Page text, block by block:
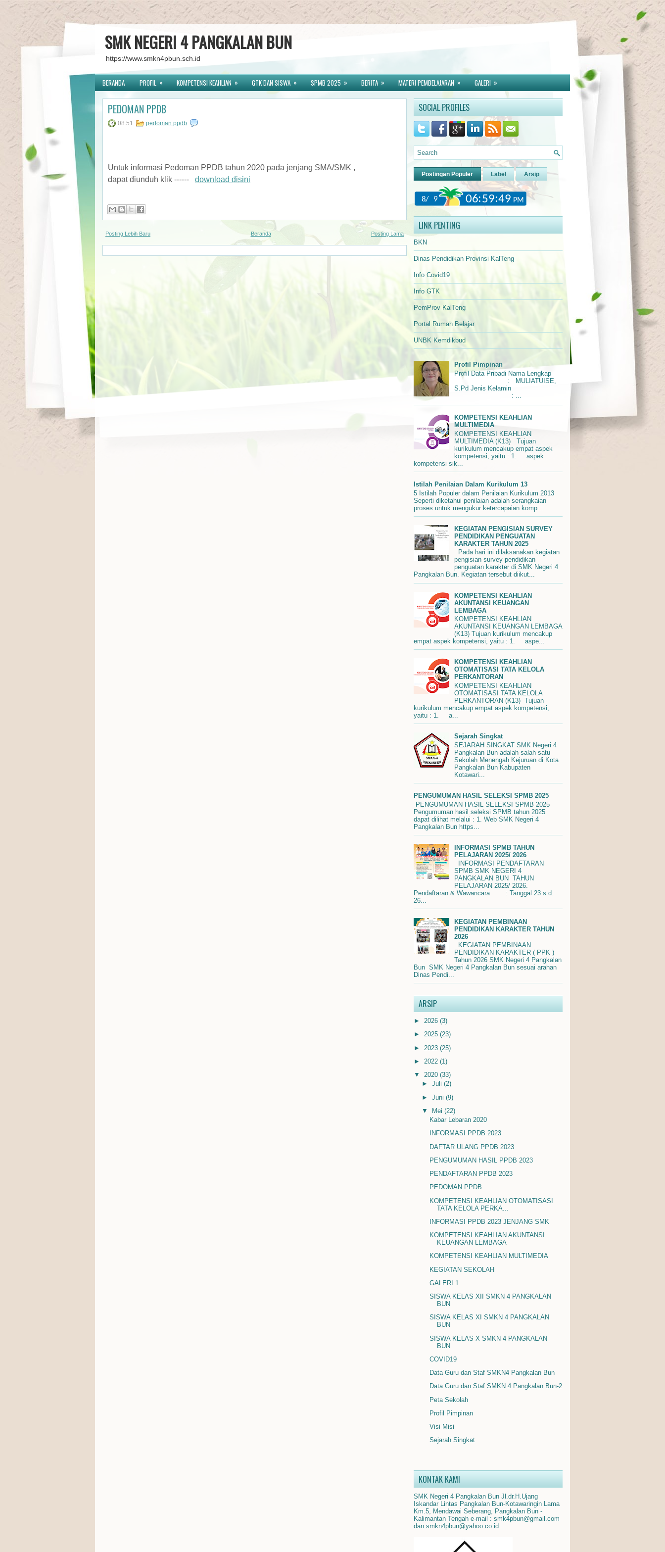
SMK NEGERI 4 PANGKALAN BUN
https://www.smkn4pbun.sch.id
BERANDA PROFIL » KOMPETENSI KEAHLIAN » GTK DAN SISWA » SPMB 2025 » BERITA » MATERI PEMBELAJARAN » GALERI »
PEDOMAN PPDB
08.51 pedoman ppdb
Untuk informasi Pedoman PPDB tahun 2020 pada jenjang SMA/SMK ,
dapat diunduh klik ------ download disini
Posting Lebih Baru Posting Lama
Beranda
SOCIAL PROFILES
Postingan Populer Label Arsip
LINK PENTING
BKN
Dinas Pendidikan Provinsi KalTeng
Info Covid19
Info GTK
PemProv KalTeng
Portal Rumah Belajar
UNBK Kemdikbud
Profil Pimpinan
Profil Data Pribadi Nama Lengkap
: MULIATUISE,
S.Pd Jenis Kelamin
: ...
KOMPETENSI KEAHLIAN
MULTIMEDIA
KOMPETENSI KEAHLIAN
MULTIMEDIA (K13) Tujuan
kurikulum mencakup empat aspek
kompetensi, yaitu : 1. aspek
kompetensi sik...
Istilah Penilaian Dalam Kurikulum 13
5 Istilah Populer dalam Penilaian Kurikulum 2013
Seperti diketahui penilaian adalah serangkaian
proses untuk mengukur ketercapaian komp...
KEGIATAN PENGISIAN SURVEY
PENDIDIKAN PENGUATAN
KARAKTER TAHUN 2025
Pada hari ini dilaksanakan kegiatan
pengisian survey pendidikan
penguatan karakter di SMK Negeri 4
Pangkalan Bun. Kegiatan tersebut diikut...
KOMPETENSI KEAHLIAN
AKUNTANSI KEUANGAN
LEMBAGA
KOMPETENSI KEAHLIAN
AKUNTANSI KEUANGAN LEMBAGA
(K13) Tujuan kurikulum mencakup
empat aspek kompetensi, yaitu : 1. aspe...
KOMPETENSI KEAHLIAN
OTOMATISASI TATA KELOLA
PERKANTORAN
KOMPETENSI KEAHLIAN
OTOMATISASI TATA KELOLA
PERKANTORAN (K13) Tujuan
kurikulum mencakup empat aspek kompetensi,
yaitu : 1. a...
Sejarah Singkat
SEJARAH SINGKAT SMK Negeri 4
Pangkalan Bun adalah salah satu
Sekolah Menengah Kejuruan di Kota
Pangkalan Bun Kabupaten
Kotawari...
PENGUMUMAN HASIL SELEKSI SPMB 2025
PENGUMUMAN HASIL SELEKSI SPMB 2025
Pengumuman hasil seleksi SPMB tahun 2025
dapat dilihat melalui : 1. Web SMK Negeri 4
Pangkalan Bun https...
INFORMASI SPMB TAHUN
PELAJARAN 2025/ 2026
INFORMASI PENDAFTARAN
SPMB SMK NEGERI 4
PANGKALAN BUN TAHUN
PELAJARAN 2025/ 2026.
Pendaftaran & Wawancara : Tanggal 23 s.d.
26...
KEGIATAN PEMBINAAN
PENDIDIKAN KARAKTER TAHUN
2026
KEGIATAN PEMBINAAN
PENDIDIKAN KARAKTER ( PPK )
Tahun 2026 SMK Negeri 4 Pangkalan
Bun SMK Negeri 4 Pangkalan Bun sesuai arahan
Dinas Pendi...
ARSIP
► 2026 (3)
► 2025 (23)
► 2023 (25)
► 2022 (1)
▼ 2020 (33)
► Juli (2)
► Juni (9)
▼
Mei (22)
Kabar Lebaran 2020
INFORMASI PPDB 2023
DAFTAR ULANG PPDB 2023
PENGUMUMAN HASIL PPDB 2023
PENDAFTARAN PPDB 2023
PEDOMAN PPDB
KOMPETENSI KEAHLIAN OTOMATISASI
TATA KELOLA PERKA...
INFORMASI PPDB 2023 JENJANG SMK
KOMPETENSI KEAHLIAN AKUNTANSI
KEUANGAN LEMBAGA
KOMPETENSI KEAHLIAN MULTIMEDIA
KEGIATAN SEKOLAH
GALERI 1
SISWA KELAS XII SMKN 4 PANGKALAN
BUN
SISWA KELAS XI SMKN 4 PANGKALAN
BUN
SISWA KELAS X SMKN 4 PANGKALAN
BUN
COVID19
Data Guru dan Staf SMKN4 Pangkalan Bun
Data Guru dan Staf SMKN 4 Pangkalan Bun-2
Peta Sekolah
Profil Pimpinan
Visi Misi
Sejarah Singkat
KONTAK KAMI
SMK Negeri 4 Pangkalan Bun Jl.dr.H.Ujang
Iskandar Lintas Pangkalan Bun-Kotawaringin Lama
Km.5, Mendawai Seberang, Pangkalan Bun -
Kalimantan Tengah e-mail : smk4pbun@gmail.com
dan smkn4pbun@yahoo.co.id